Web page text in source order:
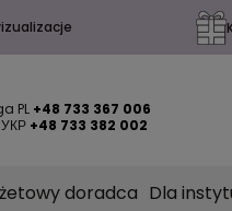
PL +48 733 367 006
УКР +48 733 382 002
doradca Dla